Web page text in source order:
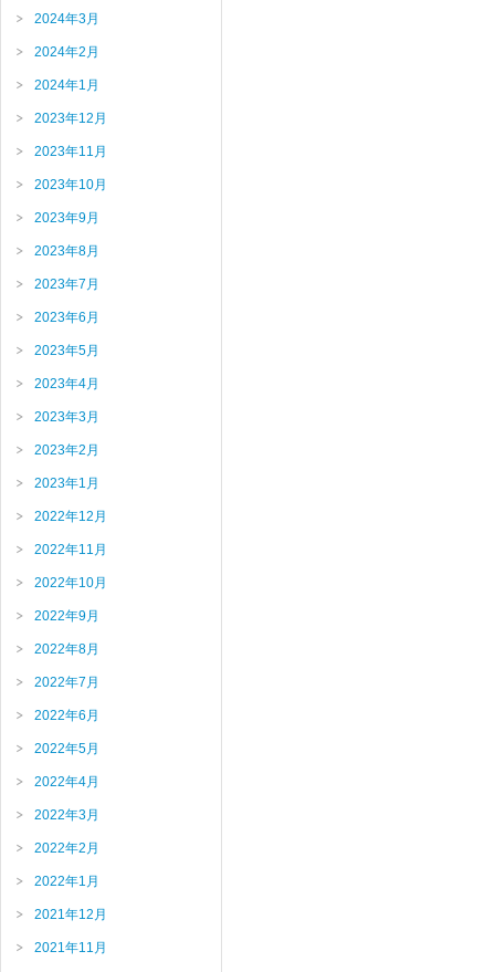
2024年3月
2024年2月
2024年1月
2023年12月
2023年11月
2023年10月
2023年9月
2023年8月
2023年7月
2023年6月
2023年5月
2023年4月
2023年3月
2023年2月
2023年1月
2022年12月
2022年11月
2022年10月
2022年9月
2022年8月
2022年7月
2022年6月
2022年5月
2022年4月
2022年3月
2022年2月
2022年1月
2021年12月
2021年11月